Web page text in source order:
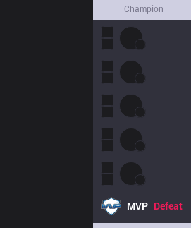
Champion
MVP Defeat